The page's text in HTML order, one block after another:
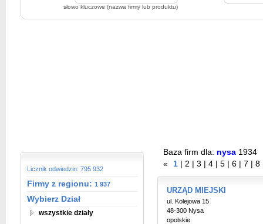
słowo kluczowe (nazwa firmy lub produktu)
Licznik odwiedzin: 795 932
Firmy z regionu: 1 937
Wybierz Dział
wszystkie działy
Baza firm dla: nysa 1934
«
1 2 3 4 5 6 7 8
URZĄD MIEJSKI
ul. Kolejowa 15
48-300 Nysa
opolskie